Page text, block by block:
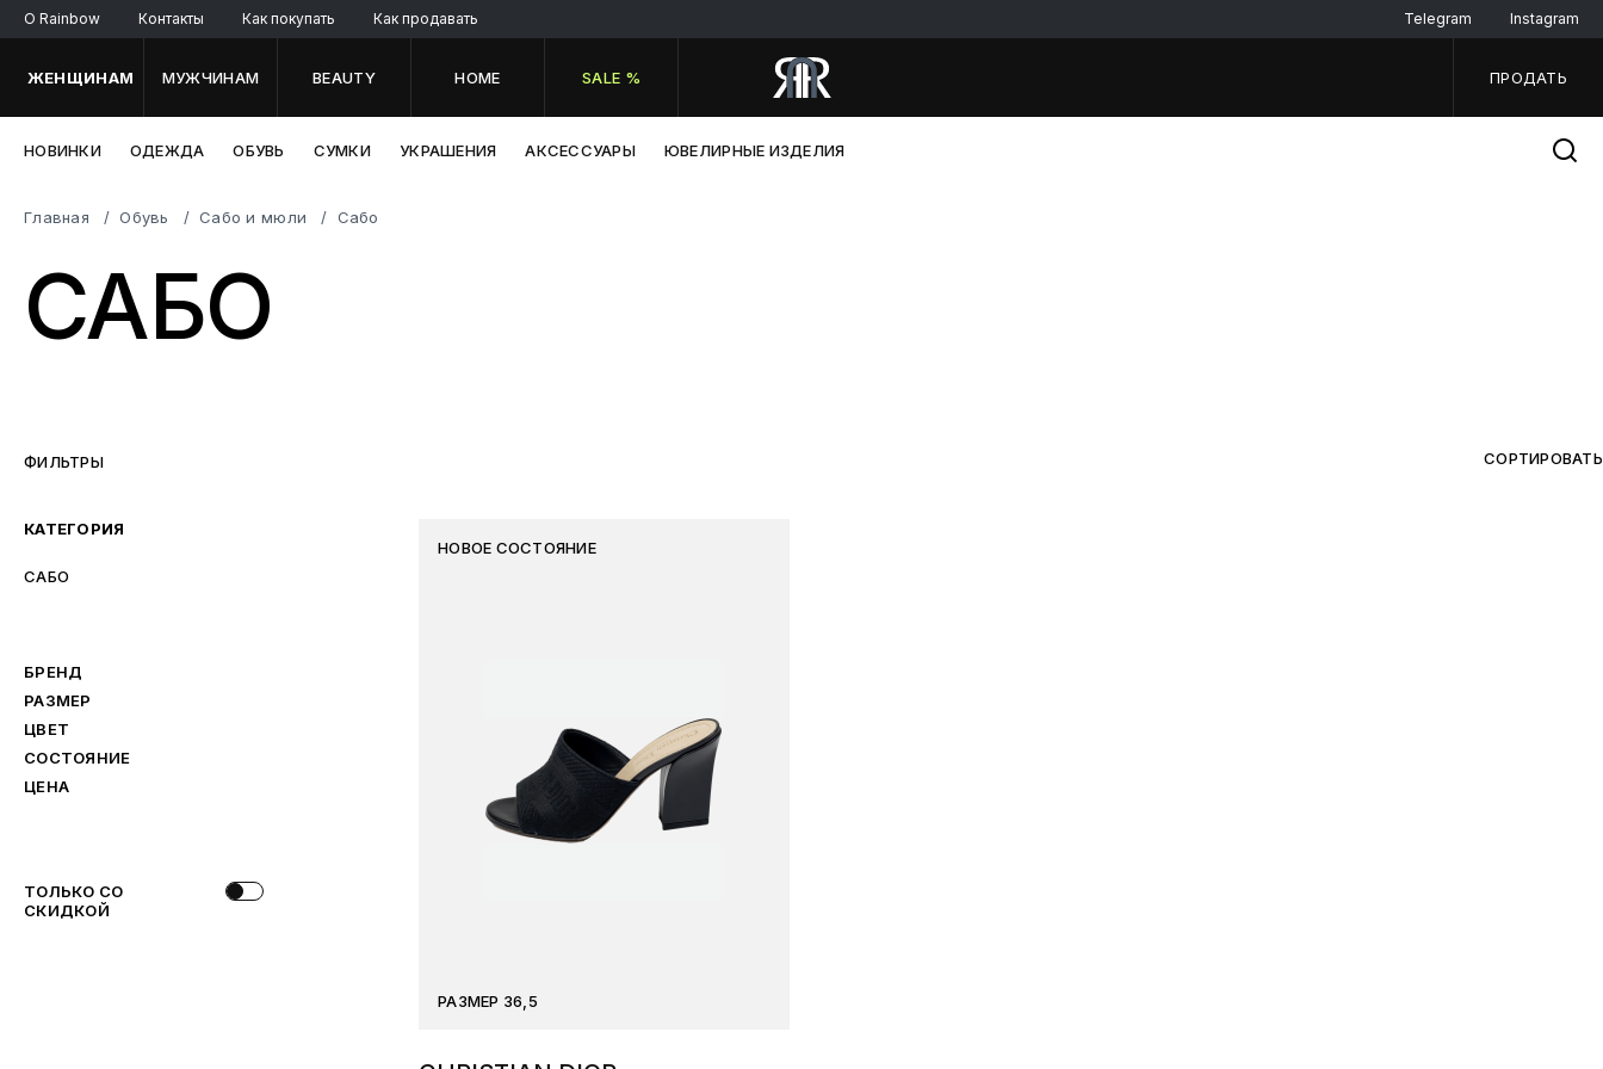
O Rainbow Контакты Как покупать Как продавать Telegram Instagram
ЖЕНЩИНАМ МУЖЧИНАМ BEAUTY HOME SALE % ПРОДАТЬ
НОВИНКИ ОДЕЖДА ОБУВЬ СУМКИ УКРАШЕНИЯ АКСЕССУАРЫ ЮВЕЛИРНЫЕ ИЗДЕЛИЯ
Главная Обувь Сабо и мюли Сабо
САБО
ФИЛЬТРЫ СОРТИРОВАТЬ
КАТЕГОРИЯ
САБО
БРЕНД
РАЗМЕР
ЦВЕТ
СОСТОЯНИЕ
ЦЕНА
ТОЛЬКО СО
СКИДКОЙ
НОВОЕ СОСТОЯНИЕ
РАЗМЕР 36,5